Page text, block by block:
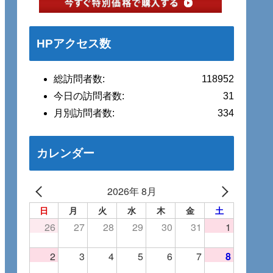
HPアクセス数
118952
総訪問者数:
31
今日の訪問者数:
334
月別訪問者数:
カレンダー
2026年 8月
日 月 火 水 木 金 土
26 27 28 29 30 31 1
2 3 4 5 6 7 8